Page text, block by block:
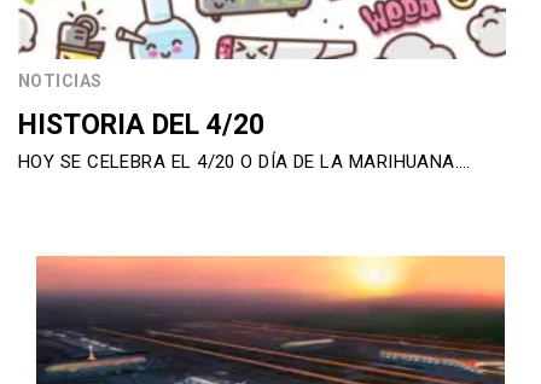
NOTICIAS
HISTORIA DEL 4/20
HOY SE CELEBRA EL 4/20 O DÍA DE LA MARIHUANA….